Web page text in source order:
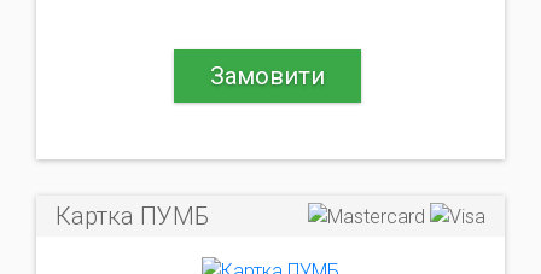
Замовити
Картка ПУМБ